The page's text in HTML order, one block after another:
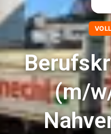
(m/